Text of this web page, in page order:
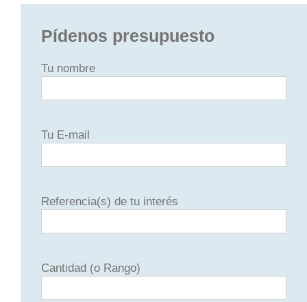
Pídenos presupuesto
Tu nombre
Tu E-mail
Referencia(s) de tu interés
Cantidad (o Rango)